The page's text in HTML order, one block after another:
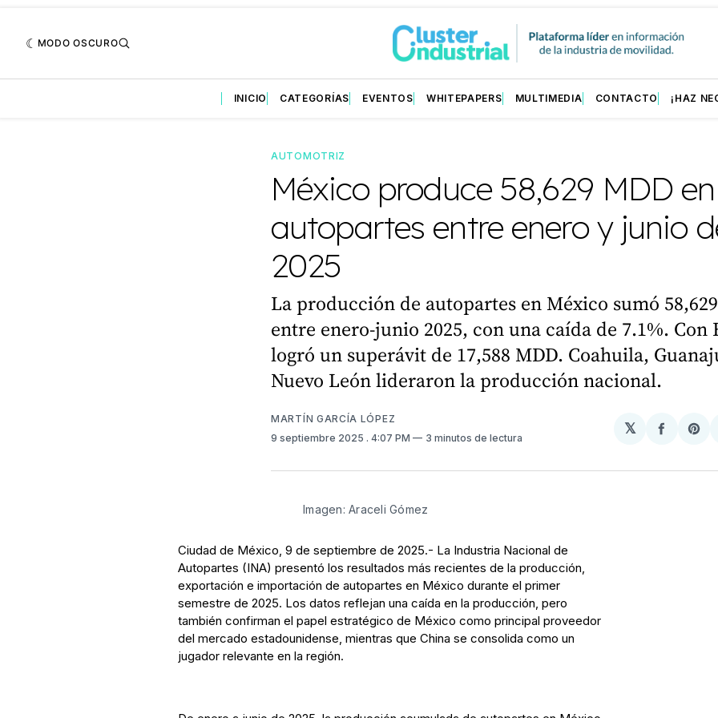
MODO OSCURO
INICIO CATEGORÍAS EVENTOS WHITEPAPERS MULTIMEDIA CONTACTO ¡HAZ
AUTOMOTRIZ
México produce 58,629 MDD en
autopartes entre enero y junio
2025
La producción de autopartes en México sumó
entre enero-junio 2025, con una caída de 7.1%. Con
logró un superávit de 17,588 MDD. Coahuila,
Nuevo León lideraron la producción nacional.
MARTÍN GARCÍA LÓPEZ
9 septiembre 2025 . 4:07 PM 3 minutos de lectura
𝕏
Imagen: Araceli Gómez
Ciudad de México, 9 de septiembre de 2025.- La Industria Nacional de
Autopartes (INA) presentó los resultados más recientes de la producción,
exportación e importación de autopartes en México durante el primer
semestre de 2025. Los datos reflejan una caída en la producción, pero
también confirman el papel estratégico de México como principal proveedor
del mercado estadounidense, mientras que China se consolida como un
jugador relevante en la región.